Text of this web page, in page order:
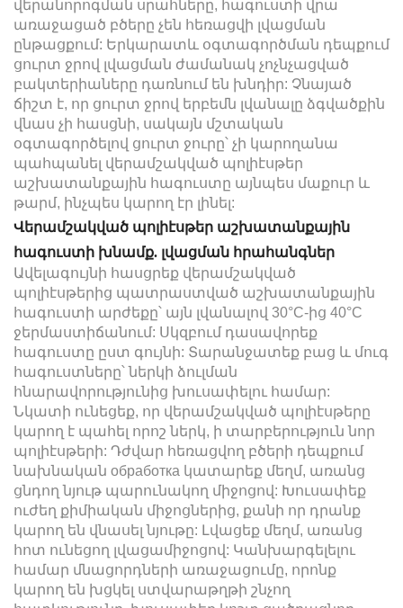
վերանորոգման սրահները, հագուստի վրա
առաջացած բծերը չեն հեռացվի լվացման
ընթացքում: Երկարատև օգտագործման դեպքում
ցուրտ ջրով լվացման ժամանակ չոչնչացված
բակտերիաները դառնում են խնդիր: Չնայած
ճիշտ է, որ ցուրտ ջրով երբեմն լվանալը ձգվածքին
վնաս չի հասցնի, սակայն մշտական
օգտագործելով ցուրտ ջուրը՝ չի կարողանա
պահպանել վերամշակված պոլիէսթեր
աշխատանքային հագուստը այնպես մաքուր և
թարմ, ինչպես կարող էր լինել:
Վերամշակված պոլիէսթեր աշխատանքային
հագուստի խնամք. լվացման հրահանգներ
Ավելագույնի հասցրեք վերամշակված
պոլիէսթերից պատրաստված աշխատանքային
հագուստի արժեքը՝ այն լվանալով 30°C-ից 40°C
ջերմաստիճանում: Սկզբում դասավորեք
հագուստը ըստ գույնի: Տարանջատեք բաց և մուգ
հագուստները՝ ներկի ձուլման
հնարավորությունից խուսափելու համար:
Նկատի ունեցեք, որ վերամշակված պոլիէսթերը
կարող է պահել որոշ ներկ, ի տարբերություն նոր
պոլիէսթերի: Դժվար հեռացվող բծերի դեպքում
նախնական обработка կատարեք մեղմ, առանց
ցնդող նյութ պարունակող միջոցով: Խուսափեք
ուժեղ քիմիական միջոցներից, քանի որ դրանք
կարող են վնասել նյութը: Լվացեք մեղմ, առանց
հոտ ունեցող լվացամիջոցով: Կանխարգելելու
համար մնացորդների առաջացումը, որոնք
կարող են խցկել ստվարաթղթի շնչող